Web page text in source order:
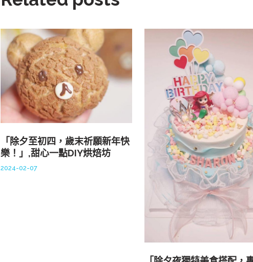
「除夕至初四，歲末祈願新年快
樂！」,甜心一點DIY烘焙坊
2024-02-07